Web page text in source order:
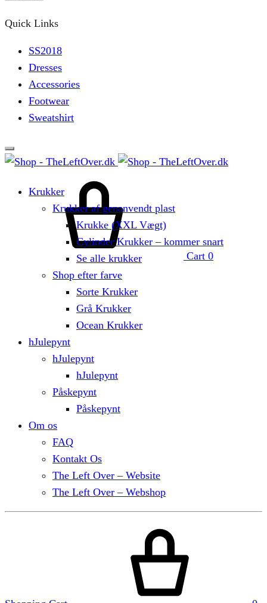
Quick Links
SS2018
Dresses
Accessories
Footwear
Sweatshirt
Cart 0
Krukker
Krukker af genanvendt plast
Krukke (XXL Vægt)
Cylinder Krukker – kommer snart
Se alle krukker
Shop efter farve
Sorte Krukker
Grå Krukker
Ocean Krukker
hJulepynt
hJulepynt
hJulepynt
Påskepynt
Påskepynt
Om os
FAQ
Kontakt Os
The Left Over – Website
The Left Over – Webshop